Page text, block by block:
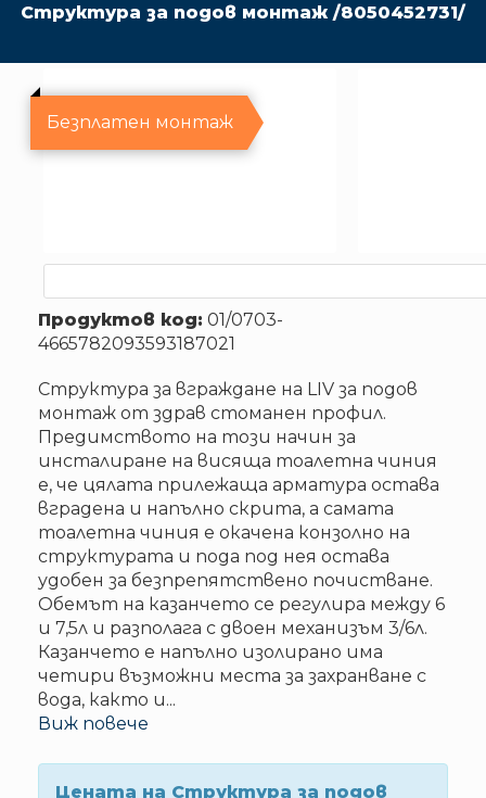
Структура за подов монтаж /8050452731/
Безплатен монтаж
Продуктов код: 01/0703-
4665782093593187021
Структура за вграждане на LIV за подов
монтаж от здрав стоманен профил.
Предимството на този начин за
инсталиране на висяща тоалетна чиния
е, че цялата прилежаща арматура остава
вградена и напълно скрита, а самата
тоалетна чиния е окачена конзолно на
структурата и пода под нея остава
удобен за безпрепятствено почистване.
Обемът на казанчето се регулира между 6
и 7,5л и разполага с двоен механизъм 3/6л.
Казанчето е напълно изолирано има
четири възможни места за захранване с
вода, както и...
Виж повече
Цената на Структура за подов